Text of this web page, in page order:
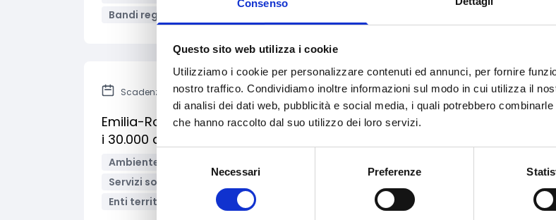
Consenso
Questo sito web utilizza i cookie
Utilizziamo i cookie per personalizzare contenuti ed annunci, per fornire
nostro traffico. Condividiamo inoltre informazioni sul modo in cui utilizza il
di analisi dei dati web, pubblicità e social media, i quali potrebbero
che hanno raccolto dal suo utilizzo dei loro servizi.
consenso
Necessari Preferenze
Bandi regionali / locali
Scadenza: 22 ottobre 2024
Emilia-Romagna - Bando per la promozione della mobilità ciclabile per i
i 30.000 abitanti
Ambiente e Sviluppo sostenibile
Servizi sociali e socio-sanitari
Enti territoriali/Enti locali
Bandi regionali / locali